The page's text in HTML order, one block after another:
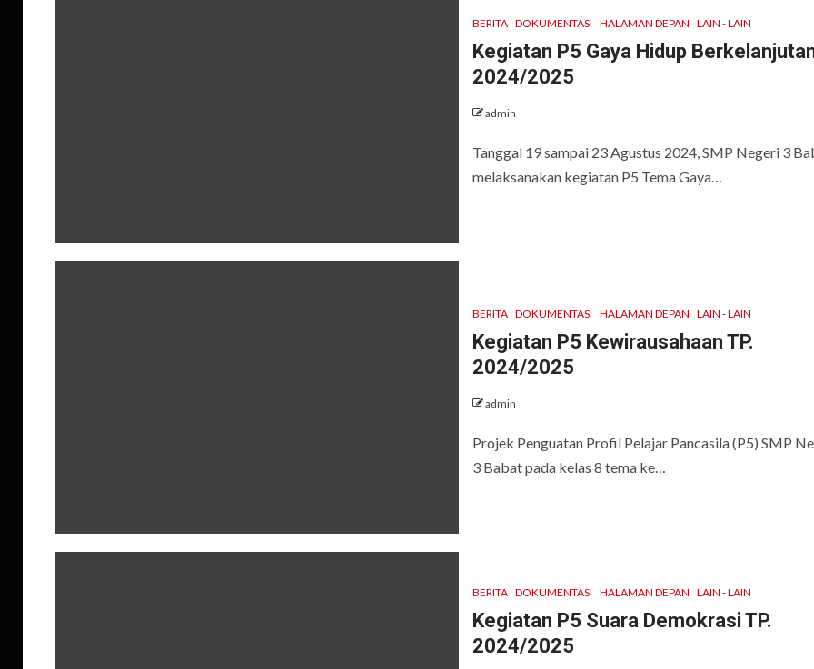
BERITA DOKUMENTASI HALAMAN DEPAN LAIN - LAIN
Kegiatan P5 Gaya Hidup
2024/2025
admin
Tanggal 19 sampai 23 Agustus 2024, SMP Negeri 3
melaksanakan kegiatan P5 Tema Gaya…
BERITA DOKUMENTASI HALAMAN DEPAN LAIN - LAIN
Kegiatan P5 Kewirausahaan TP.
2024/2025
admin
Projek Penguatan Profil Pelajar Pancasila (P5) SMP
3 Babat pada kelas 8 tema ke…
BERITA DOKUMENTASI HALAMAN DEPAN LAIN - LAIN
Kegiatan P5 Suara Demokrasi TP.
2024/2025